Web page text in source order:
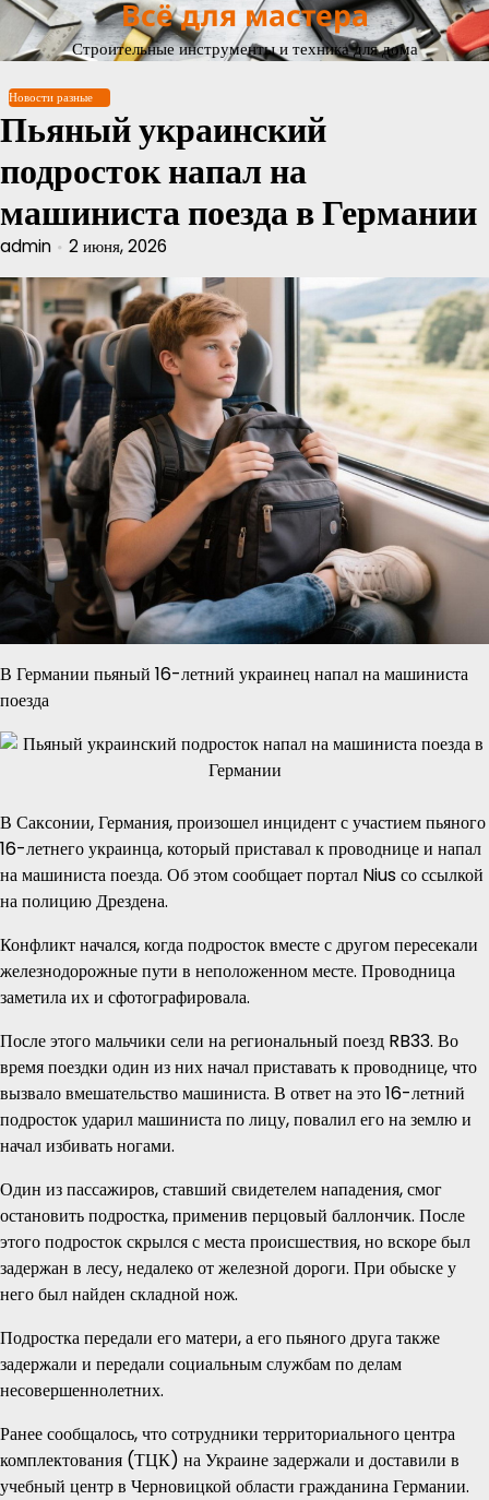
Перейти
содержимому
Всё для мастера
Строительные инструменты и техника для дома
Новости разные
Пьяный украинский
подросток напал на
машиниста поезда в Германии
admin 2 июня, 2026
В Германии пьяный 16-летний украинец напал на машиниста
поезда
В Саксонии, Германия, произошел инцидент с участием пьяного
16-летнего украинца, который приставал к проводнице и напал
на машиниста поезда. Об этом сообщает портал Nius со ссылкой
на полицию Дрездена.
Конфликт начался, когда подросток вместе с другом пересекали
железнодорожные пути в неположенном месте. Проводница
заметила их и сфотографировала.
После этого мальчики сели на региональный поезд RB33. Во
время поездки один из них начал приставать к проводнице, что
вызвало вмешательство машиниста. В ответ на это 16-летний
подросток ударил машиниста по лицу, повалил его на землю и
начал избивать ногами.
Один из пассажиров, ставший свидетелем нападения, смог
остановить подростка, применив перцовый баллончик. После
этого подросток скрылся с места происшествия, но вскоре был
задержан в лесу, недалеко от железной дороги. При обыске у
него был найден складной нож.
Подростка передали его матери, а его пьяного друга также
задержали и передали социальным службам по делам
несовершеннолетних.
Ранее сообщалось, что сотрудники территориального центра
комплектования (ТЦК) на Украине задержали и доставили в
учебный центр в Черновицкой области гражданина Германии.